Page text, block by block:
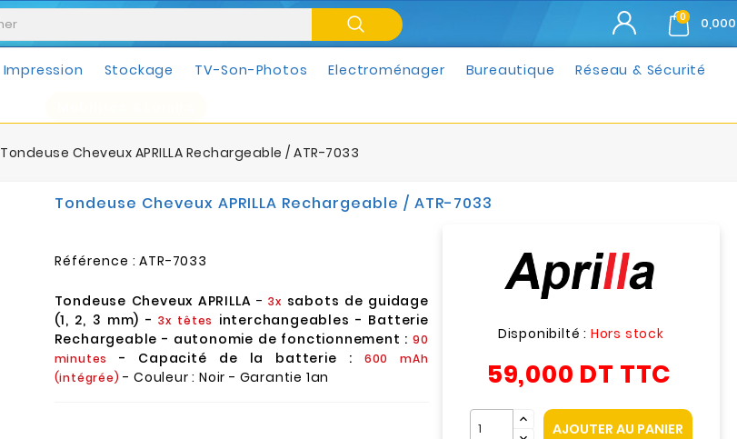
0
Impression Stockage TV-Son-Photos Electroménager Bureautique Réseau & Sécurité
Tondeuse Cheveux APRILLA Rechargeable / ATR-7033
Tondeuse Cheveux APRILLA Rechargeable / ATR-7033
Référence : ATR-7033
Tondeuse Cheveux APRILLA -3x sabots de guidage
(1, 2, 3 mm) -3x têtes interchangeables - Batterie
Rechargeable - autonomie de fonctionnement : 90
minutes
- Capacité de la batterie : 600 mAh
(intégrée) - Couleur : Noir - Garantie 1an
Disponibilté : Hors stock
59,000 DT TTC
AJOUTER AU PANIER